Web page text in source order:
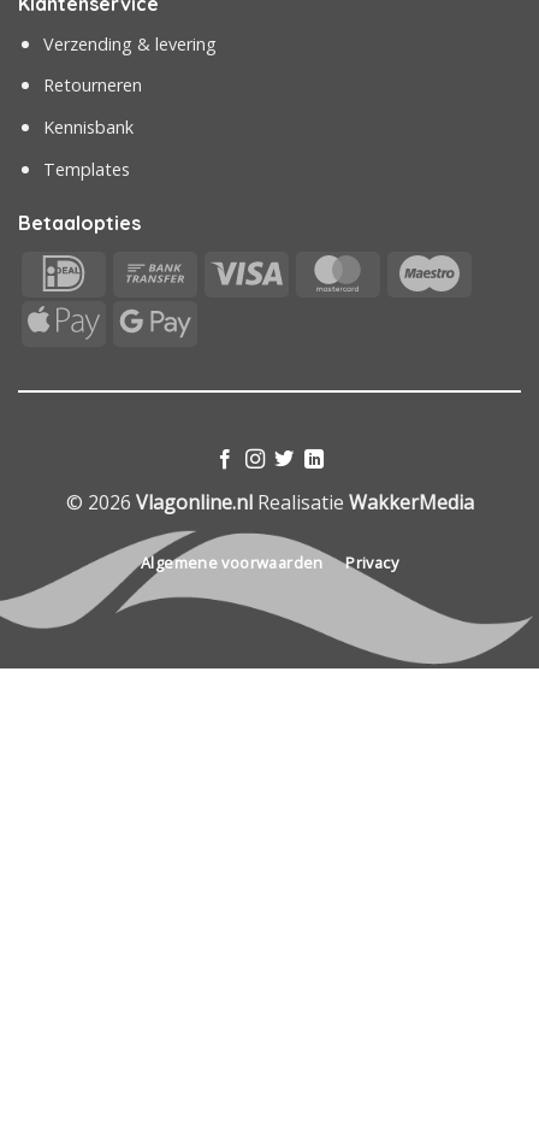
Verzending & levering
Retourneren
Kennisbank
Templates
Betaalopties
IDeal
Bank
Visa MasterCard
Apple
Google
© 2026 Vlagonline.nlRealisatie WakkerMedia
Algemene voorwaarden Privacy